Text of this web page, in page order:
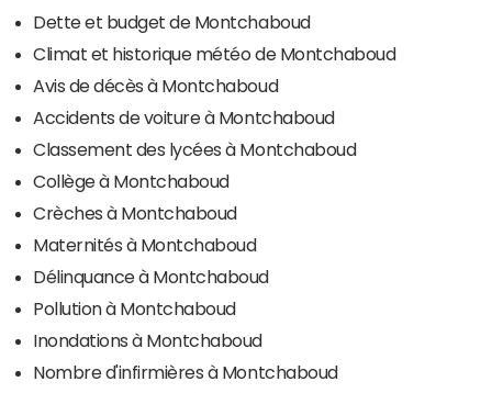
Dette et budget de Montchaboud
Climat et historique météo de Montchaboud
Avis de décès à Montchaboud
Accidents de voiture à Montchaboud
Classement des lycées à Montchaboud
Collège à Montchaboud
Crèches à Montchaboud
Maternités à Montchaboud
Délinquance à Montchaboud
Pollution à Montchaboud
Inondations à Montchaboud
Nombre d'infirmières à Montchaboud